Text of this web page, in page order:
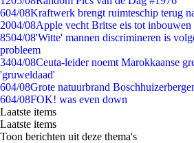
604/08Kraftwerk brengt ruimteschip terug
2004/08Apple vecht Britse eis tot
8504/08'Witte' mannen discrimineren is
probleem
3404/08Ceuta-leider noemt Marokkaanse
'gruweldaad'
604/08Grote natuurbrand
604/08FOK! was even down
Laatste items
Laatste items
Toon berichten uit deze thema's